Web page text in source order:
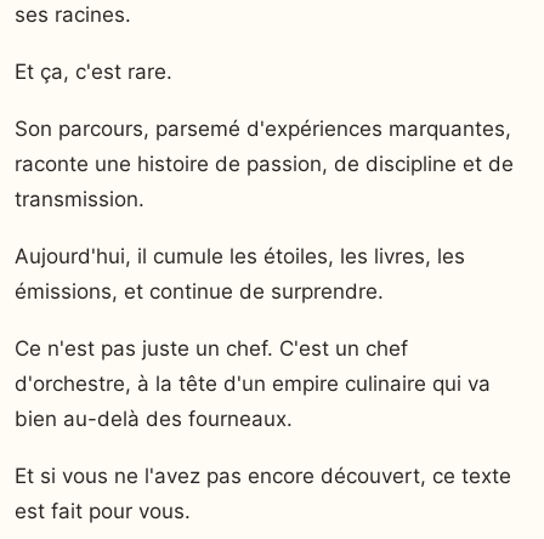
ses racines.
Et ça, c'est rare.
Son parcours, parsemé d'expériences marquantes,
raconte une histoire de passion, de discipline et de
transmission.
Aujourd'hui, il cumule les étoiles, les livres, les
émissions, et continue de surprendre.
Ce n'est pas juste un chef. C'est un chef
d'orchestre, à la tête d'un empire culinaire qui va
bien au-delà des fourneaux.
Et si vous ne l'avez pas encore découvert, ce texte
est fait pour vous.